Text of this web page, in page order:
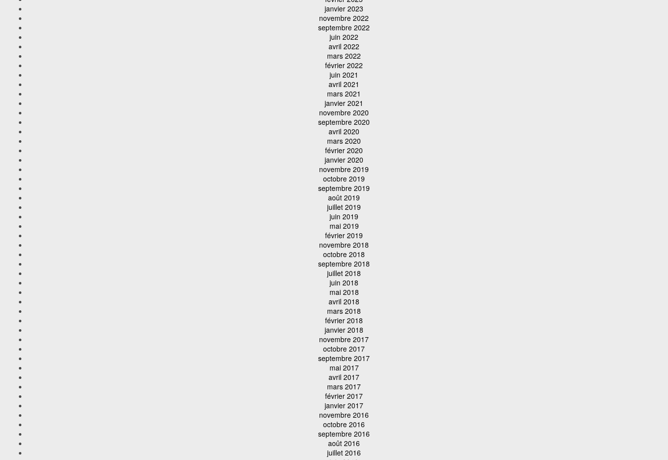
janvier 2023
novembre 2022
septembre 2022
juin 2022
avril 2022
mars 2022
février 2022
juin 2021
avril 2021
mars 2021
janvier 2021
novembre 2020
septembre 2020
avril 2020
mars 2020
février 2020
janvier 2020
novembre 2019
octobre 2019
septembre 2019
août 2019
juillet 2019
juin 2019
mai 2019
février 2019
novembre 2018
octobre 2018
septembre 2018
juillet 2018
juin 2018
mai 2018
avril 2018
mars 2018
février 2018
janvier 2018
novembre 2017
octobre 2017
septembre 2017
mai 2017
avril 2017
mars 2017
février 2017
janvier 2017
novembre 2016
octobre 2016
septembre 2016
août 2016
juillet 2016